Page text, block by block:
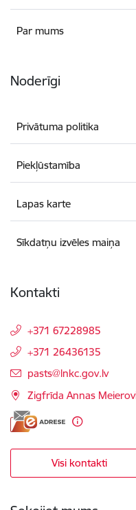
Par mums
Noderīgi
Privātuma politika
Piekļūstamība
Lapas karte
Sīkdatņu izvēles maiņa
Kontakti
+371 67228985
+371 26436135
E-pasts:
pasts@lnkc.gov.lv
Zigfrīda Annas
Visi kontakti